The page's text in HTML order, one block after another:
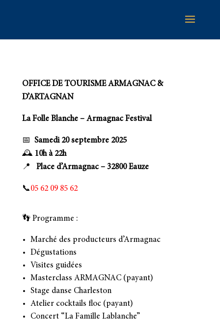
OFFICE DE TOURISME ARMAGNAC &
D’ARTAGNAN
La Folle Blanche – Armagnac Festival
📅 Samedi 20 septembre 2025
🕰️ 10h à 22h
📍
Place d’Armagnac – 32800 Eauze
📞05 62 09 85 62
👣 Programme :
Marché des producteurs d’Armagnac
Dégustations
Visites guidées
Masterclass ARMAGNAC (payant)
Stage danse Charleston
Atelier cocktails floc (payant)
Concert “La Famille Lablanche”